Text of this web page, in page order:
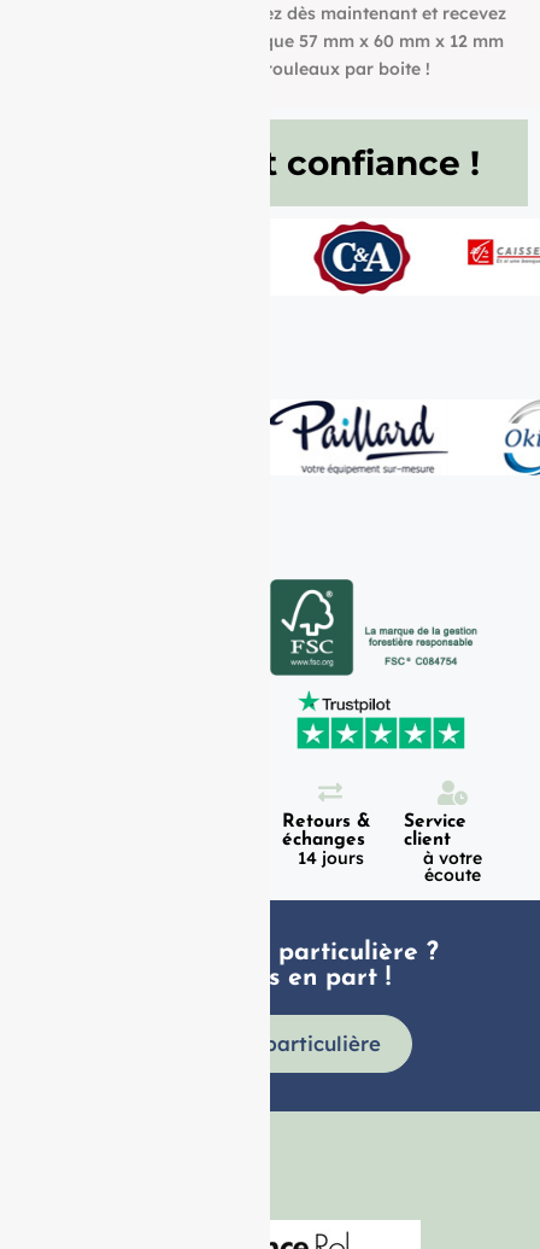
papier BPA FREE. Commandez dès maintenant et recevez
votre Rouleau papier thermique 57 mm x 60 mm x 12 mm
de 48g/m² conditionné à 50 rouleaux par boite !
Ils nous font confiance !
Retours &
échanges
14 jours
Service
client
à votre
écoute
Une demande particulière ?
faites nous en part !
Demande particulière